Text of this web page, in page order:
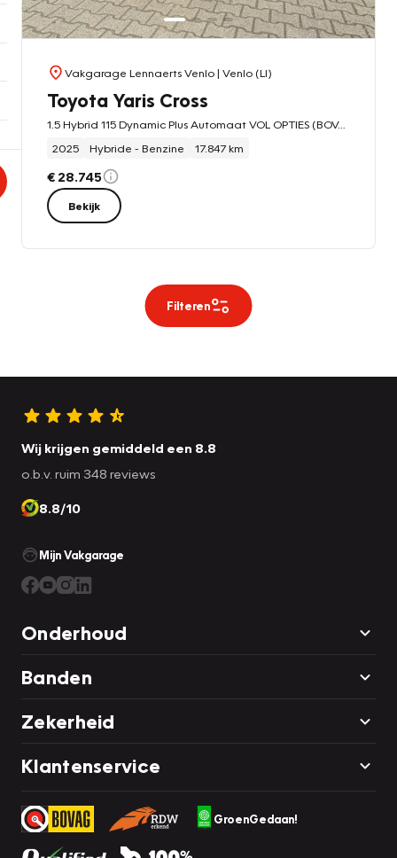
Vakgarage Lennaerts Venlo| Venlo (LI)
Toyota Yaris Cross
1.5 Hybrid 115 Dynamic Plus Automaat VOL OPTIES (BOVAG/RIJKLAARPRIJS)
2025
Hybride - Benzine 17.847 km
€ 28.745
Bekijk
Filteren
Wij krijgen gemiddeld een 8.8
o.b.v. ruim 348 reviews
8.8/10
Mijn Vakgarage
Onderhoud
Banden
Zekerheid
Klantenservice
GroenGedaan!